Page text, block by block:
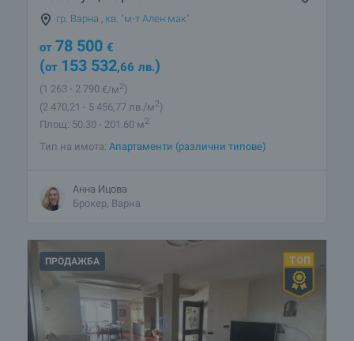
гр. Варна , кв. "м-т Ален мак"
от 78 500 €
(от 153 532,66 лв.)
(1 263 - 2 790 €/м2)
(2 470,21 - 5 456,77 лв./м2)
Площ: 50.30 - 201.60 м2
Тип на имота: Апартаменти (различни типове)
Анна Ицова
Брокер, Варна
ПРОДАЖБА